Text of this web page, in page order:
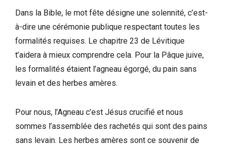
Dans la Bible, le mot fête désigne une solennité, c’est-
à-dire une cérémonie publique respectant toutes les
formalités requises. Le chapitre 23 de Lévitique
t’aidera à mieux comprendre cela. Pour la Pâque juive,
les formalités étaient l’agneau égorgé, du pain sans
levain et des herbes amères.
Pour nous, l’Agneau c’est Jésus crucifié et nous
sommes l’assemblée des rachetés qui sont des pains
sans levain. Les herbes amères sont ce souvenir de